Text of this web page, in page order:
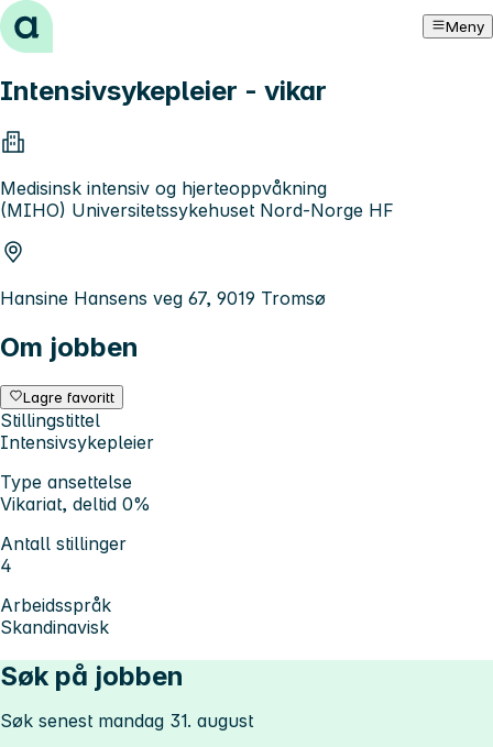
Hopp til innhold Meny
Intensivsykepleier - vikar
Medisinsk intensiv og hjerteoppvåkning
(MIHO) Universitetssykehuset Nord-Norge HF
Hansine Hansens veg 67, 9019 Tromsø
Om jobben
Lagre favoritt
Stillingstittel
Intensivsykepleier
Type ansettelse
Vikariat, deltid 0%
Antall stillinger
4
Arbeidsspråk
Skandinavisk
Søk på jobben
Søk senest mandag 31. august